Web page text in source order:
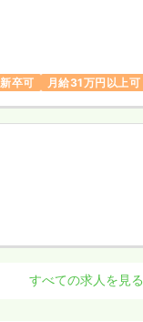
卒可 月給31万円以上可
すべての求人を見る